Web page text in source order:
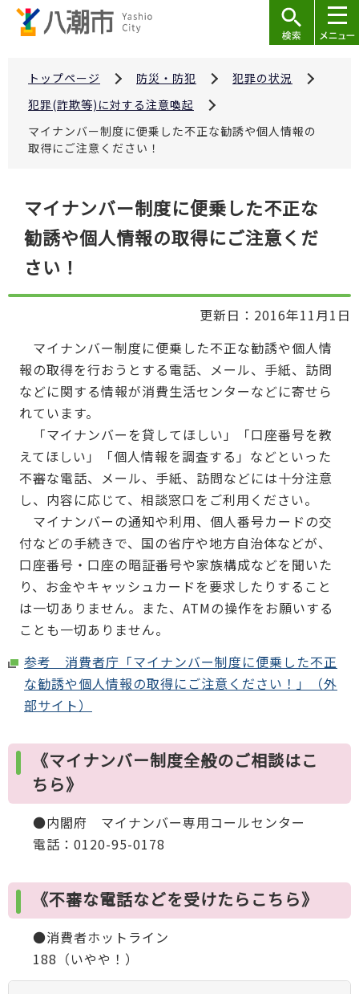
トップページ 防災・防犯
犯罪の状況
犯罪(詐欺等)に対する注意喚起
マイナンバー制度に便乗した不正な勧誘や個人情報の
取得にご注意ください！
ら
マイナンバー制度に便乗した不正な
勧誘や個人情報の取得にご注意くだ
さい！
更新日：2016年11月1日
マイナンバー制度に便乗した不正な勧誘や個人情
報の取得を行おうとする電話、メール、手紙、訪問
などに関する情報が消費生活センターなどに寄せら
れています。
「マイナンバーを貸してほしい」「口座番号を教
えてほしい」「個人情報を調査する」などといった
不審な電話、メール、手紙、訪問などには十分注意
し、内容に応じて、相談窓口をご利用ください。
マイナンバーの通知や利用、個人番号カードの交
付などの手続きで、国の省庁や地方自治体などが、
口座番号・口座の暗証番号や家族構成などを聞いた
り、お金やキャッシュカードを要求したりすること
は一切ありません。また、ATMの操作をお願いする
ことも一切ありません。
参考 消費者庁「マイナンバー制度に便乗した不正
な勧誘や個人情報の取得にご注意ください！」（外
部サイト）
《マイナンバー制度全般のご相談はこ
ちら》
●内閣府 マイナンバー専用コールセンター
電話：0120-95-0178
《不審な電話などを受けたらこちら》
●消費者ホットライン
188（いやや！）